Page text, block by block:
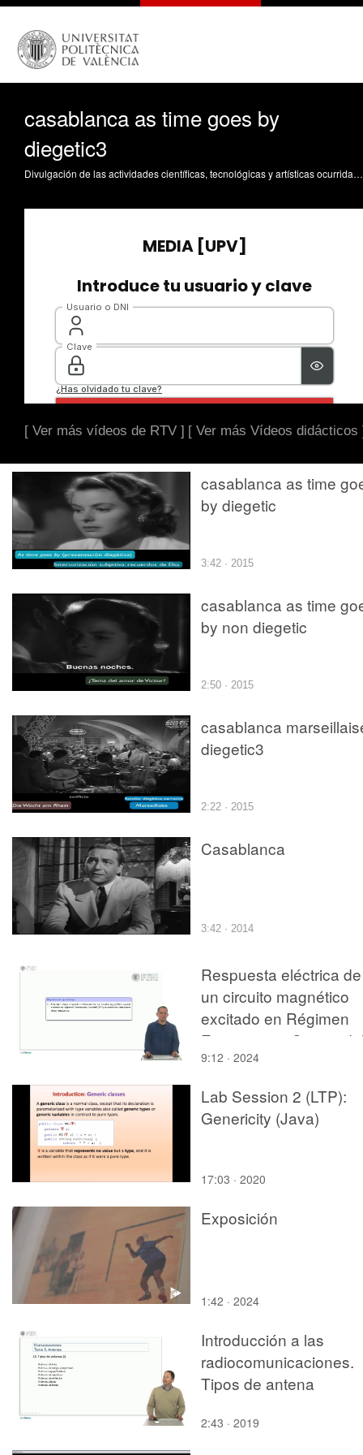
casablanca as time goes by
diegetic3
Divulgación de las actividades científicas, tecnológicas y artísticas ocurridas en los tres campus de la UPV
[ Ver más vídeos de RTV ] [ Ver más Vídeos didácticos
casablanca as time
by diegetic
3:42 · 2015
casablanca as time
by non diegetic
2:50 · 2015
casablanca
diegetic3
2:22 · 2015
Casablanca
3:42 · 2014
Respuesta eléctrica de
un circuito magnético
excitado en Régimen
Estacionario
ante variaciones de su
9:12 · 2024
Lab Session 2 (LTP):
Genericity (Java)
17:03 · 2020
Exposición
1:42 · 2024
Introducción a las
radiocomunicaciones.
Tipos de antena
2:43 · 2019